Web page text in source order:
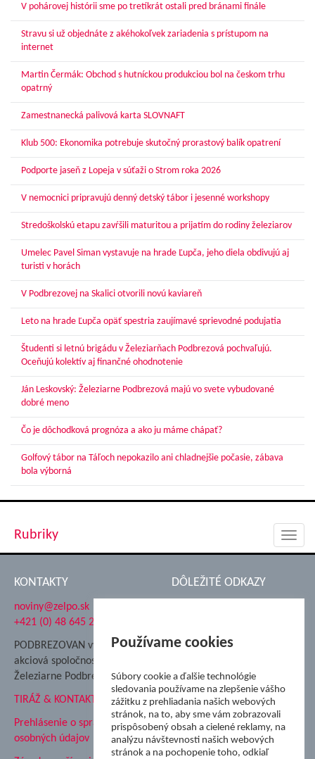
V pohárovej histórii sme po tretíkrát ostali pred bránami finále
Stravu si už objednáte z akéhokoľvek zariadenia s prístupom na
internet
Martin Čermák: Obchod s hutníckou produkciou bol na českom trhu
opatrný
Zamestnanecká palivová karta SLOVNAFT
Klub 500: Ekonomika potrebuje skutočný prorastový balík opatrení
Podporte jaseň z Lopeja v súťaži o Strom roka 2026
V nemocnici pripravujú denný detský tábor i jesenné workshopy
Stredoškolskú etapu zavŕšili maturitou a prijatím do rodiny železiarov
Umelec Pavel Siman vystavuje na hrade Ľupča, jeho diela obdivujú aj
turisti v horách
V Podbrezovej na Skalici otvorili novú kaviareň
Leto na hrade Ľupča opäť spestria zaujímavé sprievodné podujatia
Študenti si letnú brigádu v Železiarňach Podbrezová pochvaľujú.
Oceňujú kolektív aj finančné ohodnotenie
Ján Leskovský: Železiarne Podbrezová majú vo svete vybudované
dobré meno
Čo je dôchodková prognóza a ako ju máme chápať?
Golfový tábor na Táľoch nepokazilo ani chladnejšie počasie, zábava
bola výborná
Rubriky
KONTAKTY
noviny@zelpo.sk
+421 (0) 48 645 2711
PODBREZOVAN vydáva
akciová spoločnosť
Železiarne Podbrezová
TIRÁŽ & KONTAKT
Prehlásenie o spracovaní
osobných údajov
DÔLEŽITÉ ODKAZY
Nadácia Železiarne
ŽP Informatika s.r.o.
ŠK Železiarne Podbrezová
Tále a.s.
Používame cookies
Súbory cookie a ďalšie technológie
sledovania používame na zlepšenie vášho
zážitku z prehliadania našich webových
stránok, na to, aby sme vám zobrazovali
prispôsobený obsah a cielené reklamy, na
analýzu návštevnosti našich webových
stránok a na pochopenie toho, odkiaľ